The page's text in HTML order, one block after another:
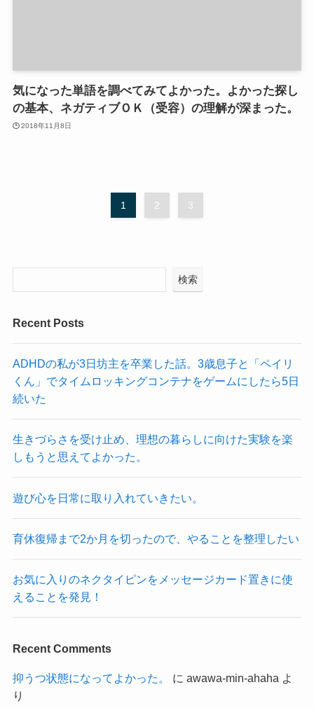
気になった単語を調べてみてよかった。よかった探し
の基本、ネガティブＯＫ（受容）の理解が深まった。
2018年11月8日
1 2 3
検索
Recent Posts
ADHDの私が3日坊主を卒業した話。3歳息子と「ペイリ
くん」でタイムロッキングコンテナをゲームにしたら5日
続いた
生きづらさを受け止め、理想の暮らしに向けた実験を楽
しもうと思えてよかった。
遊び心を日常に取り入れていきたい。
育休復帰まで2か月を切ったので、やることを整理したい
お気に入りのネクタイピンをメッセージカード置きに使
えることを発見！
Recent Comments
抑うつ状態になってよかった。 に awawa-min-ahaha よ
り